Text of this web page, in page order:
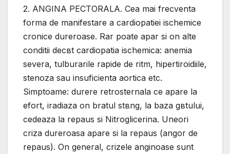
2. ANGINA PECTORALA. Cea mai frecventa
forma de manifestare a cardiopatiei ischemice
cronice dureroase. Rar poate apar si оn alte
conditii decвt cardiopatia ischemica: anemia
severa, tulburarile rapide de ritm, hipertiroidiile,
stenoza sau insuficienta aortica etc.
Simptoame: durere retrosternala ce apare la
efort, iradiaza оn bratul stвng, la baza gвtului,
cedeaza la repaus si Nitroglicerina. Uneori
criza dureroasa apare si la repaus (angor de
repaus). Оn general, crizele anginoase sunt